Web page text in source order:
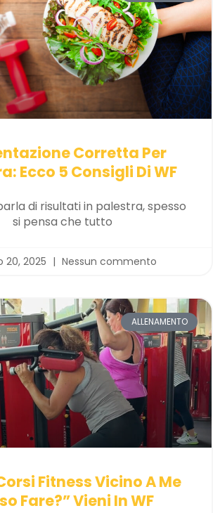
Corretta Per
Ecco 5 Consigli Di WF
di risultati in palestra, spesso
si pensa che tutto
20, 2025 Nessun commento
ALLENAMENTO
Fitness Vicino A Me
Fare?” Vieni In WF